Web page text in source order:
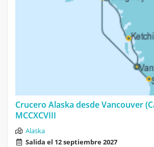
Crucero Alaska desde Vancouver
MCCXCVIII
Alaska
Salida el 12 septiembre 2027